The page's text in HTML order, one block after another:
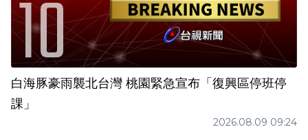
白海豚豪雨襲北台灣 桃園緊急宣布「復興區停班停
課」
2026.08.09 09:24